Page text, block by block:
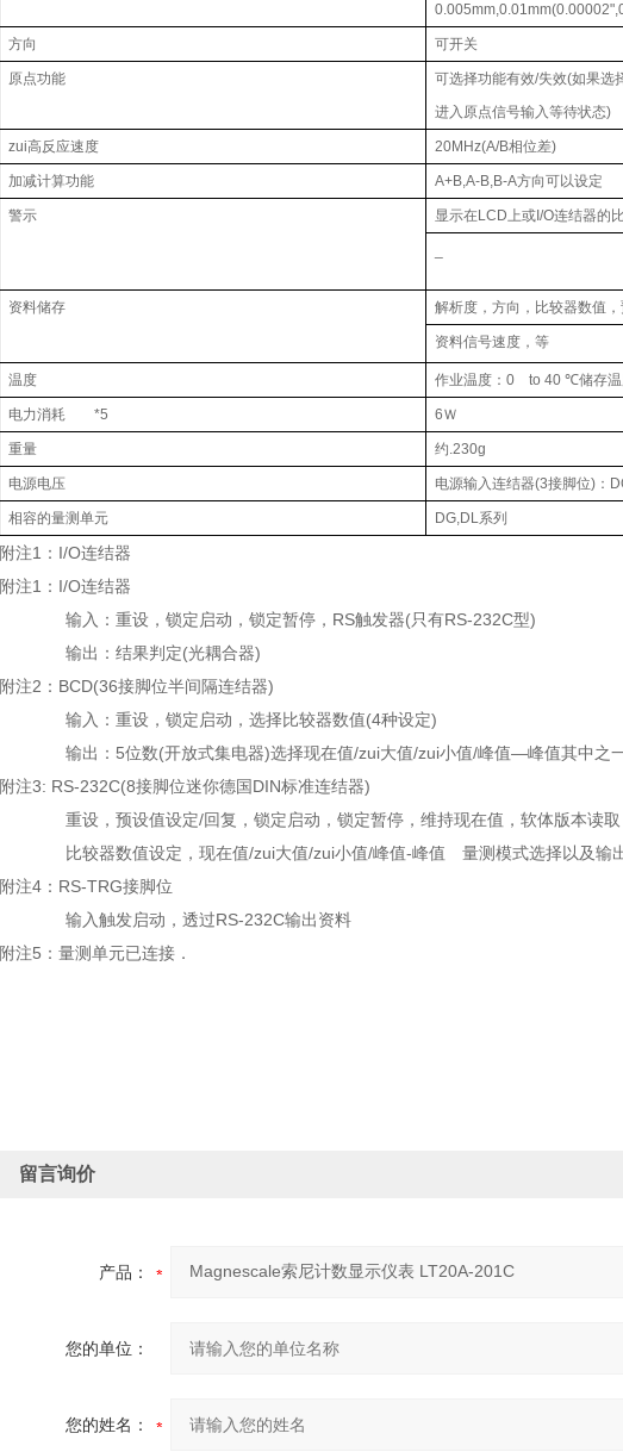
方向 可开关
原点功能
可选择功能有效/失效(如果选
进入原点信号输入等待状态)
zui高反应速度 20MHz(A/B相位差)
加减计算功能 A+B,A-B,B-A方向可以设定
警示 显示在LCD上或I/O连结器的
资料储存 解析度，方向，比较器数值
资料信号速度，等
温度 作业温度：0 to 40 ℃储
电力消耗 *5 6Ｗ
重量 约.230g
电源电压 电源输入连结器(3接脚位)：
相容的量测单元 DG,DL系列
附注1：I/O连结器
附注1：I/O连结器
输入：重设，锁定启动，锁定暂停，RS触发器(只有RS-232C型)
输出：结果判定(光耦合器)
附注2：BCD(36接脚位半间隔连结器)
输入：重设，锁定启动，选择比较器数值(4种设定)
输出：5位数(开放式集电器)选择现在值/zui大值/zui小值/峰值—峰值其中之一
附注3: RS-232C(8接脚位迷你德国DIN标准连结器)
重设，预设值设定/回复，锁定启动，锁定暂停，维持现在值，软体版本读取
比较器数值设定，现在值/zui大值/zui小值/峰值-峰值 量测模式选择以及输出
附注4：RS-TRG接脚位
输入触发启动，透过RS-232C输出资料
附注5：量测单元已连接．
留言询价
产品：
您的单位：
您的姓名：